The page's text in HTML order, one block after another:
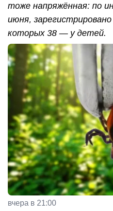
тоже напряжённая: по
июня, зарегистрировано
которых 38 — у детей.
вчера в 21:00